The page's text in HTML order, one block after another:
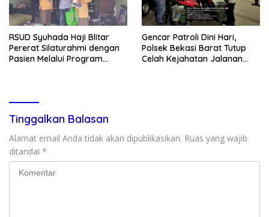
RSUD Syuhada Haji Blitar
Pererat Silaturahmi dengan
Pasien Melalui Program
Gencar Patroli Dini Hari,
Polsek Bekasi Barat Tutup
Celah Kejahatan Jalanan
Tinggalkan Balasan
Alamat email Anda tidak akan dipublikasikan. Ruas yang wajib
ditandai *